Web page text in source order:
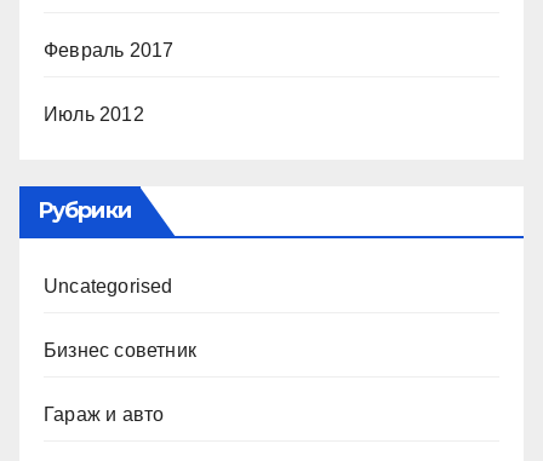
Февраль 2017
Июль 2012
Рубрики
Uncategorised
Бизнес советник
Гараж и авто